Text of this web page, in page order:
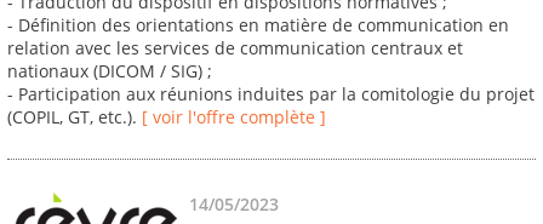
- Définition des orientations en matière de communication en
relation avec les services de communication centraux et
nationaux (DICOM / SIG) ;
- Participation aux réunions induites par la comitologie du projet
(COPIL, GT, etc.). [ voir l'offre complète ]
14/05/2023